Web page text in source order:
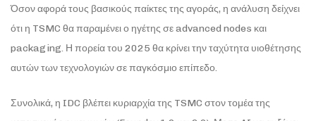
Όσον αφορά τους βασικούς παίκτες της αγοράς, η ανάλυση δείχνει
ότι η TSMC θα παραμένει ο ηγέτης σε advanced nodes και
packaging. Η πορεία του 2025 θα κρίνει την ταχύτητα υιοθέτησης
αυτών των τεχνολογιών σε παγκόσμιο επίπεδο.
Συνολικά, η IDC βλέπει κυριαρχία της TSMC στον τομέα της